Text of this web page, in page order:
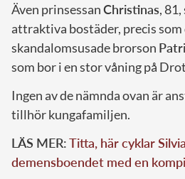
Även prinsessanChristinas,
attraktiva bostäder, precis
skandalomsusade brorson
som bor i en stor våning på
Ingen av de nämnda ovan är
tillhör kungafamiljen.
LÄS MER:Titta, här cyklar
demensboendet med en